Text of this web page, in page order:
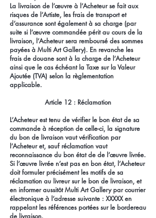
La livraison de l’œuvre à l’Acheteur se fait aux
risques de l’Artiste, les frais de transport et
d’assurance sont également à sa charge (par
suite si l’œuvre commandée périt au cours de la
livraison, l’Acheteur sera remboursé des sommes
payées à Multi Art Gallery). En revanche les
frais de douane sont à la charge de l’Acheteur
ainsi que le cas échéant la Taxe sur la Valeur
Ajoutée (TVA) selon la règlementation
applicable.
Article 12 : Réclamation
L’Acheteur est tenu de vérifier le bon état de sa
commande à réception de celle-ci, la signature
du bon de livraison vaut vérification par
l’Acheteur et, sauf réclamation vaut
reconnaissance du bon état de de l’œuvre livrée.
Si l’œuvre livrée n’est pas en bon état, l’Acheteur
doit formuler précisément les motifs de sa
réclamation au livreur sur le bon de livraison, et
en informer aussitôt Multi Art Gallery par courrier
électronique à l’adresse suivante : XXXXX en
rappelant les références portées sur le bordereau
de livraison.